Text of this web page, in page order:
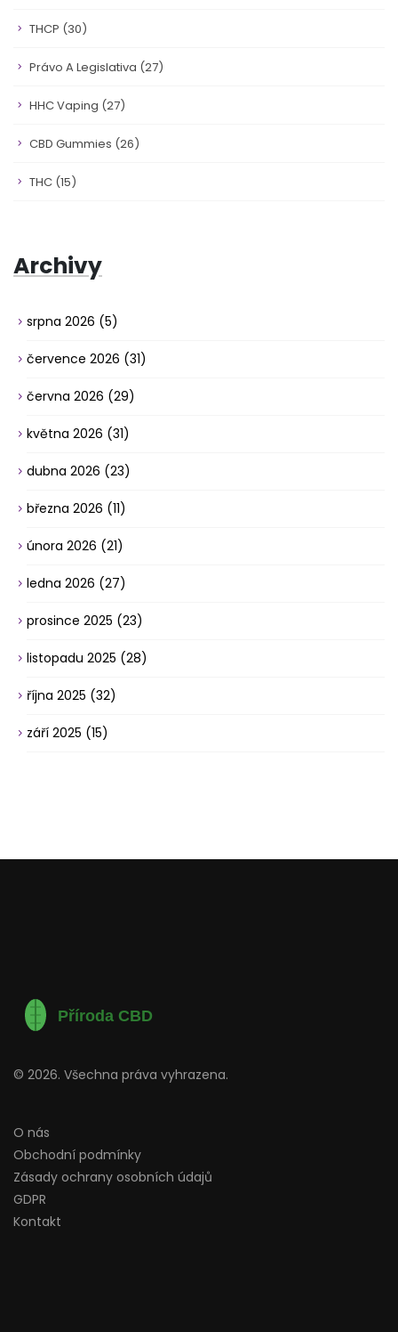
THCP (30)
Právo A Legislativa (27)
HHC Vaping (27)
CBD Gummies (26)
THC (15)
Archivy
srpna 2026 (5)
července 2026 (31)
června 2026 (29)
května 2026 (31)
dubna 2026 (23)
března 2026 (11)
února 2026 (21)
ledna 2026 (27)
prosince 2025 (23)
listopadu 2025 (28)
října 2025 (32)
září 2025 (15)
© 2026. Všechna práva vyhrazena.
O nás
Obchodní podmínky
Zásady ochrany osobních údajů
GDPR
Kontakt